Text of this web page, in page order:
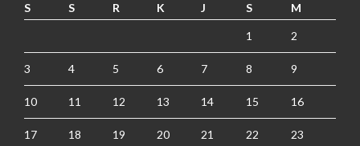
S
S R K J S M
1 2
3 4 5 6 7 8 9
10 11 12 13 14 15 16
17 18 19 20 21 22 23